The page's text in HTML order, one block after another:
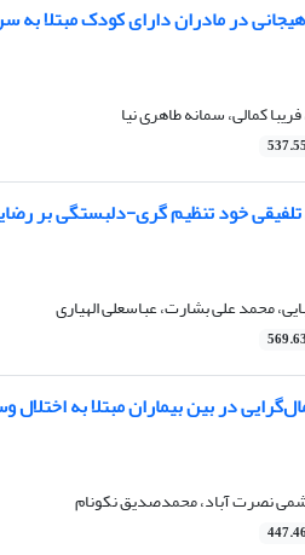
در مادران دارای کودک مبتلا به
کمالی، سمانه طاهری نیا
خود تنظیم گری-دلبستگی بر
محمد علی بشارت، عباسعلی الهیاری
در بین بیماران مبتلا به
نصرت آباد، محمدصدیق نکونام